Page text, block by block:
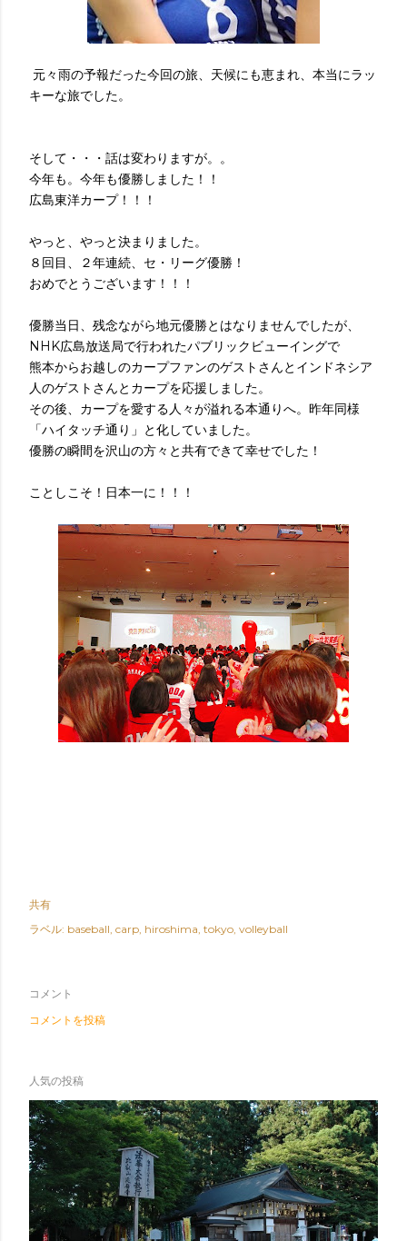
元々雨の予報だった今回の旅、天候にも恵まれ、本当にラッ
キーな旅でした。
そして・・・話は変わりますが。。
今年も。今年も優勝しました！！
広島東洋カープ！！！
やっと、やっと決まりました。
８回目、２年連続、セ・リーグ優勝！
おめでとうございます！！！
優勝当日、残念ながら地元優勝とはなりませんでしたが、
NHK広島放送局で行われたパブリックビューイングで
熊本からお越しのカープファンのゲストさんとインドネシア
人のゲストさんとカープを応援しました。
その後、カープを愛する人々が溢れる本通りへ。昨年同様
「ハイタッチ通り」と化していました。
優勝の瞬間を沢山の方々と共有できて幸せでした！
ことしこそ！日本一に！！！
共有
ラベル: baseball carp hiroshima tokyo volleyball
コメント
コメントを投稿
人気の投稿